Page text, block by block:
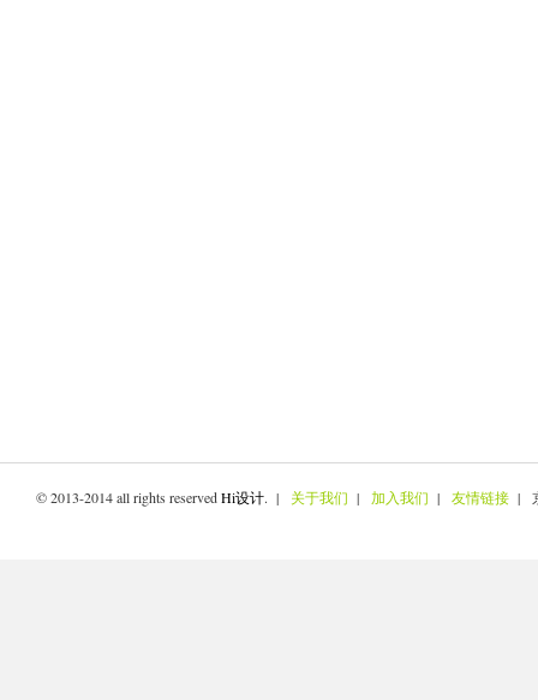
© 2013-2014 all rights reservedHi设计. | 关于我们 | 加入我们 | 友情链接 |